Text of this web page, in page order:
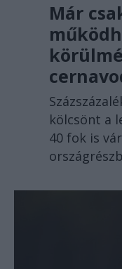
Már
kölcsönt a
40 fok is